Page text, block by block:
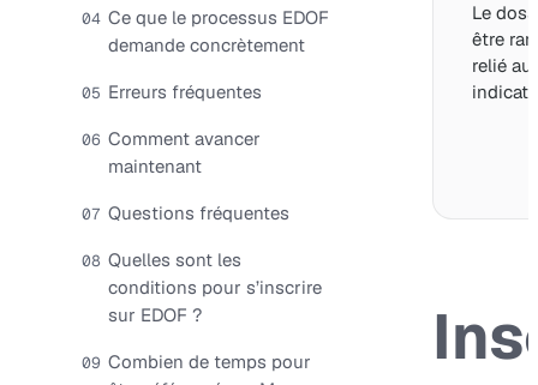
04 Ce que le processus EDOF
demande concrètement
05 Erreurs fréquentes
06 Comment avancer
maintenant
07 Questions fréquentes
08 Quelles sont les
conditions pour s’inscrire
sur EDOF ?
09 Combien de temps pour
Le
être
relié